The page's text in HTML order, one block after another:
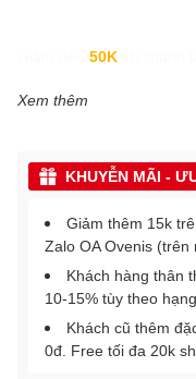
50K
Xem thêm
KHUYỄN MÃI -
Giảm thêm 15k
Zalo OA Ovenis (trên
Khách hàng thân
10-15% tùy theo
Khách cũ thêm
0đ. Free tối đa 20k